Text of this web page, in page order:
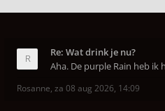
Re: Wat drink je nu?
Aha. De purple Rain heb
Rosanne, za 08 aug 2026, 14:09